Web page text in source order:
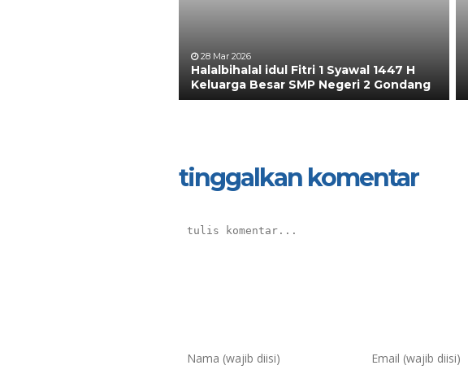
28 Mar 2026
Halalbihalal idul Fitri 1 Syawal 1447 H
Keluarga Besar SMP Negeri 2 Gondang
tinggalkan komentar